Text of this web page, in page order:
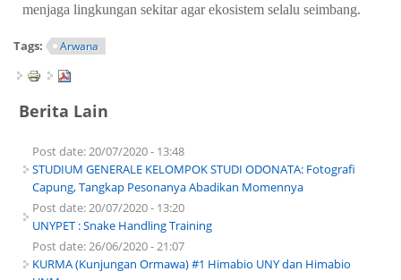
menjaga lingkungan sekitar agar ekosistem selalu seimbang.
Tags: Arwana
Berita Lain
Post date:20/07/2020 - 13:48
STUDIUM GENERALE KELOMPOK STUDI ODONATA: Fotografi
Capung, Tangkap Pesonanya Abadikan Momennya
Post date:20/07/2020 - 13:20
UNYPET : Snake Handling Training
Post date:26/06/2020 - 21:07
KURMA (Kunjungan Ormawa) #1 Himabio UNY dan Himabio